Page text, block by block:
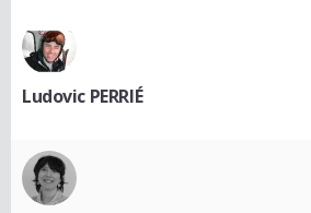
Ludovic PERRIÉ